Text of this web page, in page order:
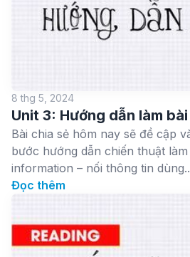
8 thg 5, 2024
Unit 3: Hướng dẫn làm
Bài chia sẻ hôm nay sẽ đề cập
bước hướng dẫn chiến thuật
information – nối thông tin
Đọc thêm